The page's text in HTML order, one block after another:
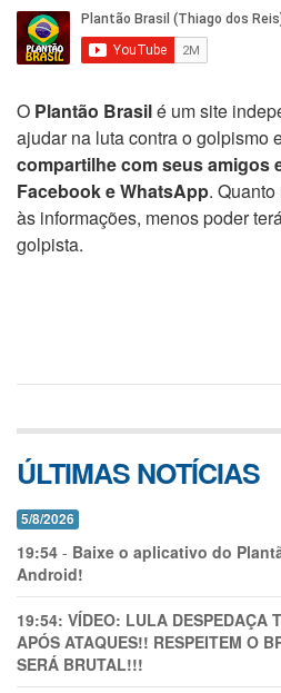
O Plantão Brasilé um site
ajudar na luta contra o golpismo
compartilhe com seus amigos
Facebook e WhatsApp.
às informações, menos poder
golpista.
ÚLTIMAS NOTÍCIAS
5/8/2026
19:54 - Baixe o aplicativo do
Android!
19:54: VÍDEO: LULA DESPEDAÇA
APÓS ATAQUES!! RESPEITEM O
SERÁ BRUTAL!!!